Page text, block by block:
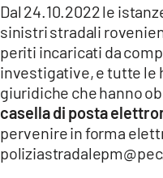
LaC
Network
LACPLAY.IT
LACTV.IT
LACONAIR.IT
Dal 24.10.2022 le
sinistri stradali
periti incaricati da
investigative, e tutte le
giuridiche che hanno
casella di posta
pervenire in forma